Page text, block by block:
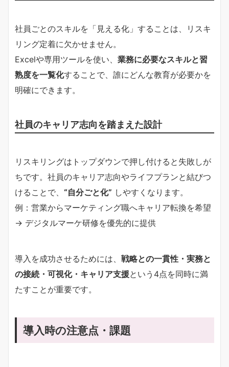
社員ごとのスキルを「見える化」することは、リスキ
リング定着に欠かせません。
Excelや専用ツールを使い、 業務に必要なスキルと習
熟度を一覧化することで、誰にどんな教育が必要かを
明確にできます。
社員のキャリア志向を踏まえた設計
リスキリングはトップダウンで押し付けると失敗しが
ちです。社員のキャリア志向やライフプランと結びつ
けることで、 “自分ごと化” しやすくなります。
例：営業からマーケティング職へキャリア転換を希望
→ デジタルマーケ研修を優先的に提供
導入を成功させるためには、 戦略との一貫性・実務と
の接続・可視化・キャリア支援という4点を同時に満
たすことが重要です。
導入時の注意点・課題